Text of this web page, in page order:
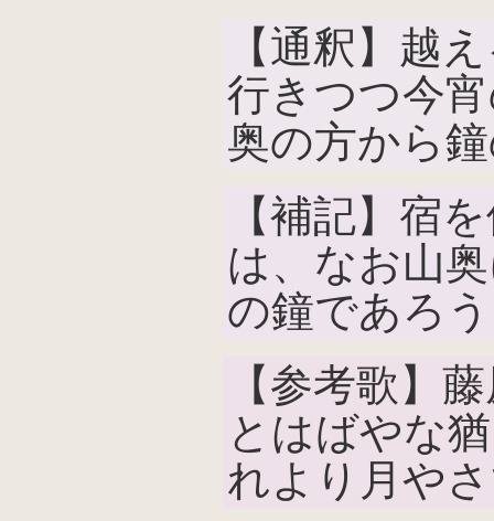
【通釈】越
行きつつ今
奥の方から
【補記】宿
は、なお山
の鐘であろ
【参考歌】
とはばやな
れより月や